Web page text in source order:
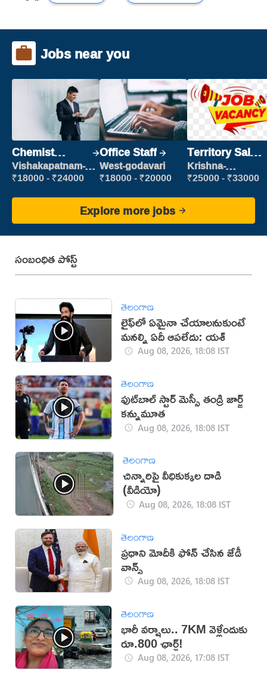
Jobs near you
Chemist
Production
Executive
Vishakapatnam-
new
₹18000 - ₹24000
Office Staff
West-godavari
₹18000 - ₹20000
Territory Sales
Manager
Krishna-
vijayawada
₹25000 - ₹33000
Explore more jobs
సంబంధిత పోస్ట్
తెలంగాణ
లైఫ్‌లో ఏమైనా చేయాలనుకుంటే
మనల్ని ఏదీ ఆపలేదు: యశ్
Aug 08, 2026, 18:08 IST
తెలంగాణ
ఫుట్‌బాల్ స్టార్ మెస్సీ తండ్రి జార్జ్
కన్నుమూత
Aug 08, 2026, 18:08 IST
తెలంగాణ
చిన్నారిపై వీధికుక్కల దాడి
(వీడియో)
Aug 08, 2026, 18:08 IST
తెలంగాణ
ప్రధాని మోదీకి ఫోన్ చేసిన జేడీ
వాన్స్
Aug 08, 2026, 18:08 IST
తెలంగాణ
భారీ వర్షాలు.. 7KM వెళ్లేందుకు
రూ.800 ఛార్జ్!
Aug 08, 2026, 17:08 IST